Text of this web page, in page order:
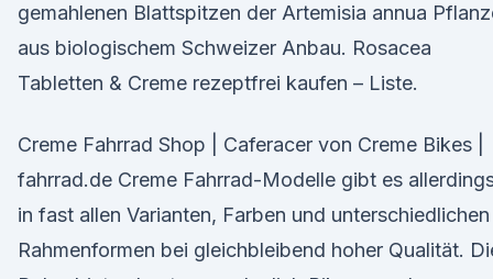
gemahlenen Blattspitzen der Artemisia annua
aus biologischem Schweizer Anbau. Rosacea
Tabletten & Creme rezeptfrei kaufen – Liste.
Creme Fahrrad Shop | Caferacer von Creme Bikes |
fahrrad.de Creme Fahrrad-Modelle gibt es
in fast allen Varianten, Farben und unterschiedlichen
Rahmenformen bei gleichbleibend hoher Qualität.